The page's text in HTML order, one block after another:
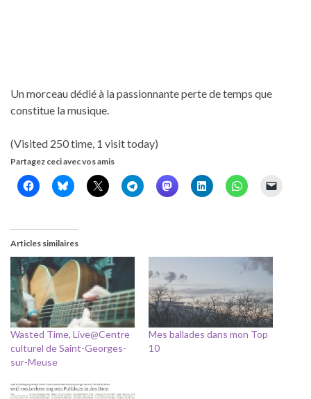
Un morceau dédié à la passionnante perte de temps que
constitue la musique.
(Visited 250 time, 1 visit today)
Partagez ceci avec vos amis
Articles similaires
Wasted Time, Live@Centre
culturel de Saint-Georges-
sur-Meuse
Mes ballades dans mon Top
10